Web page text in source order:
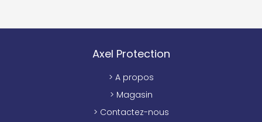
Axel Protection
> A propos
> Magasin
> Contactez-nous